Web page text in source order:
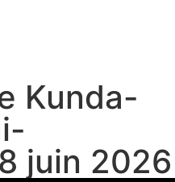
Kunda-
juin 2026